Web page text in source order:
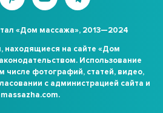
«Дом массажа», 2013—2024
находящиеся на сайте «Дом
Использование
числе фотографий, статей, видео,
с администрацией сайта и